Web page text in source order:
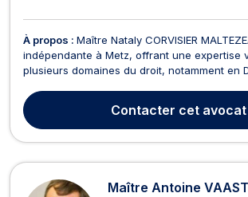
À propos : Maître Nataly CORVISIER
indépendante à Metz, offrant une expertise
plusieurs domaines du droit, notamment en
Arbitrage, Droit du travail, Droit des Affaires,
l'immobilier, Droit des Contrats, Droit de la
Contacter cet avocat
Maître Antoine VAAST